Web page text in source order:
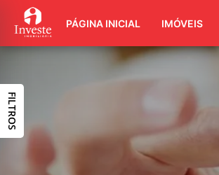
PÁGINA INICIAL IMÓVEIS
FILTROS